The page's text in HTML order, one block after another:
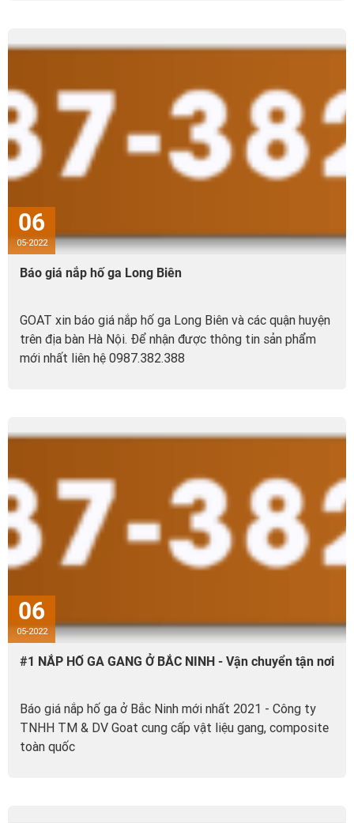
06
05-2022
Báo giá nắp hố ga Long Biên
GOAT xin báo giá nắp hố ga Long Biên và các quận huyện
trên địa bàn Hà Nội. Để nhận được thông tin sản phẩm
mới nhất liên hệ 0987.382.388
06
05-2022
#1 NẮP HỐ GA GANG Ở BẮC NINH - Vận chuyển tận nơi
Báo giá nắp hố ga ở Bắc Ninh mới nhất 2021 - Công ty
TNHH TM & DV Goat cung cấp vật liệu gang, composite
toàn quốc